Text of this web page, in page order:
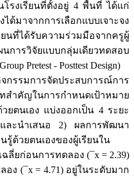
รงเรียนที่ตั้งอยู่ 4 พื้นที่ ได้แก่
จากการเลือกแบบเจาะจง
รียนที่ได้รับความร่วมมือจากครูผู้
ารวิจัยแบบกลุ่มเดียวทดสอบ
Pretest - Posttest Design)
รมการจัดประสบการณ์การ
ำคัญในการกำหนดเป้าหมาย
ยตนเอง แบ่งออกเป็น 4 ระยะ
ะนำเสนอ 2) ผลการพัฒนา
รู้ด้วยตนเองของผู้เรียนใน
ยก่อนการทดลอง (¯x = 2.39)
ง (¯x = 4.71) อยู่ในระดับมาก